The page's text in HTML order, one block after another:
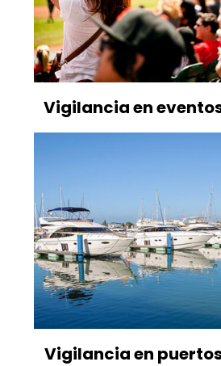
Vigilancia en
Vigilancia en